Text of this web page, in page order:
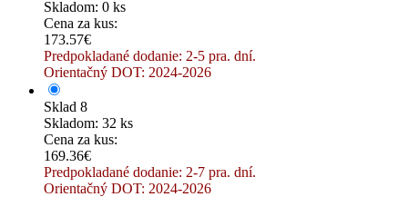
Skladom: 0 ks
Cena za kus:
173.57€
Predpokladané dodanie: 2-5 pra. dní.
Orientačný DOT: 2024-2026
Sklad 8
Skladom: 32 ks
Cena za kus:
169.36€
Predpokladané dodanie: 2-7 pra. dní.
Orientačný DOT: 2024-2026